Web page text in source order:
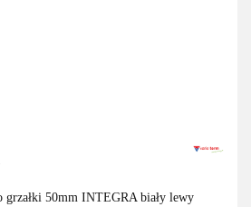
grzałki 50mm INTEGRA biały lewy